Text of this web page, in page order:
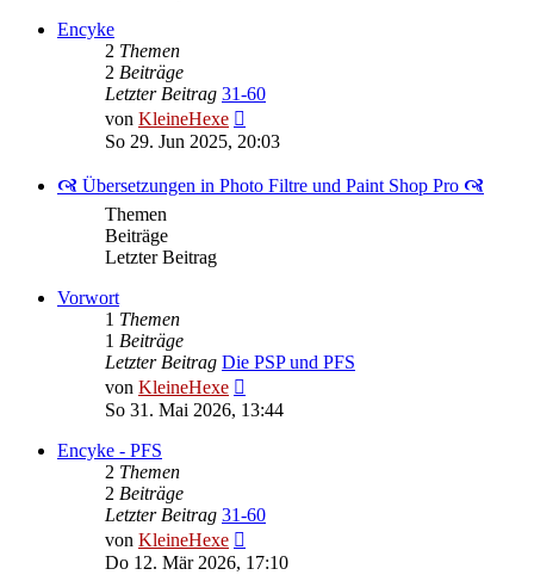
Encyke
2 Themen
2 Beiträge
Letzter Beitrag 31-60
von KleineHexe
Beitrag
So 29. Jun 2025, 20:03
🙧 Übersetzungen in Photo Filtre und Paint Shop Pro 🙧
Themen
Beiträge
Letzter Beitrag
Vorwort
1 Themen
1 Beiträge
Letzter Beitrag Die PSP und PFS
von KleineHexe
Beitrag
So 31. Mai 2026, 13:44
Encyke - PFS
2 Themen
2 Beiträge
Letzter Beitrag 31-60
von KleineHexe
Beitrag
Do 12. Mär 2026, 17:10